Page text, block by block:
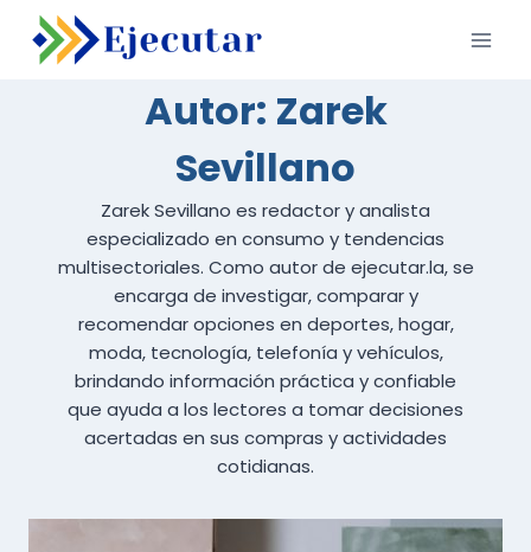
Saltar
contenido
Autor: Zarek
Sevillano
Zarek Sevillano es redactor y analista
especializado en consumo y tendencias
multisectoriales. Como autor de ejecutar.la, se
encarga de investigar, comparar y
recomendar opciones en deportes, hogar,
moda, tecnología, telefonía y vehículos,
brindando información práctica y confiable
que ayuda a los lectores a tomar decisiones
acertadas en sus compras y actividades
cotidianas.